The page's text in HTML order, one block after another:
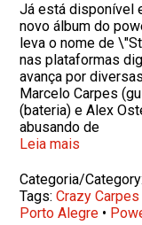
Já está disponível
novo álbum do
leva o nome de
nas plataformas
avança por
Marcelo Carpes
(bateria) e Alex
abusando de
Leia mais
Categoria/Category:
Tags:Crazy Carpes
Porto Alegre •